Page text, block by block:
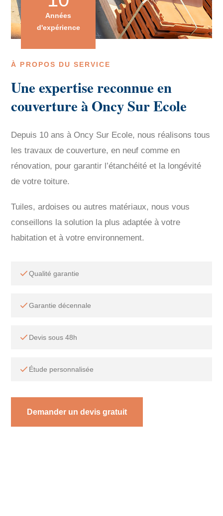
À PROPOS DU SERVICE
Une expertise reconnue en
couverture à Oncy Sur Ecole
Depuis 10 ans à Oncy Sur Ecole, nous réalisons tous
les travaux de couverture, en neuf comme en
rénovation, pour garantir l’étanchéité et la longévité
de votre toiture.
Tuiles, ardoises ou autres matériaux, nous vous
conseillons la solution la plus adaptée à votre
habitation et à votre environnement.
Qualité garantie
Garantie décennale
Devis sous 48h
Étude personnalisée
Demander un devis gratuit
Années
d'expérience